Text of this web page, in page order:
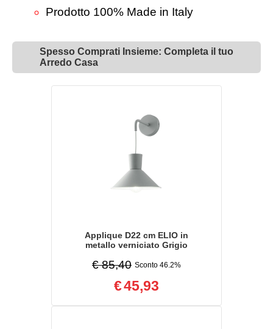
Prodotto 100% Made in Italy
Spesso Comprati Insieme: Completa il tuo
Arredo Casa
Applique D22 cm ELIO in
metallo verniciato Grigio
€ 85,40 Sconto 46.2%
€45,93